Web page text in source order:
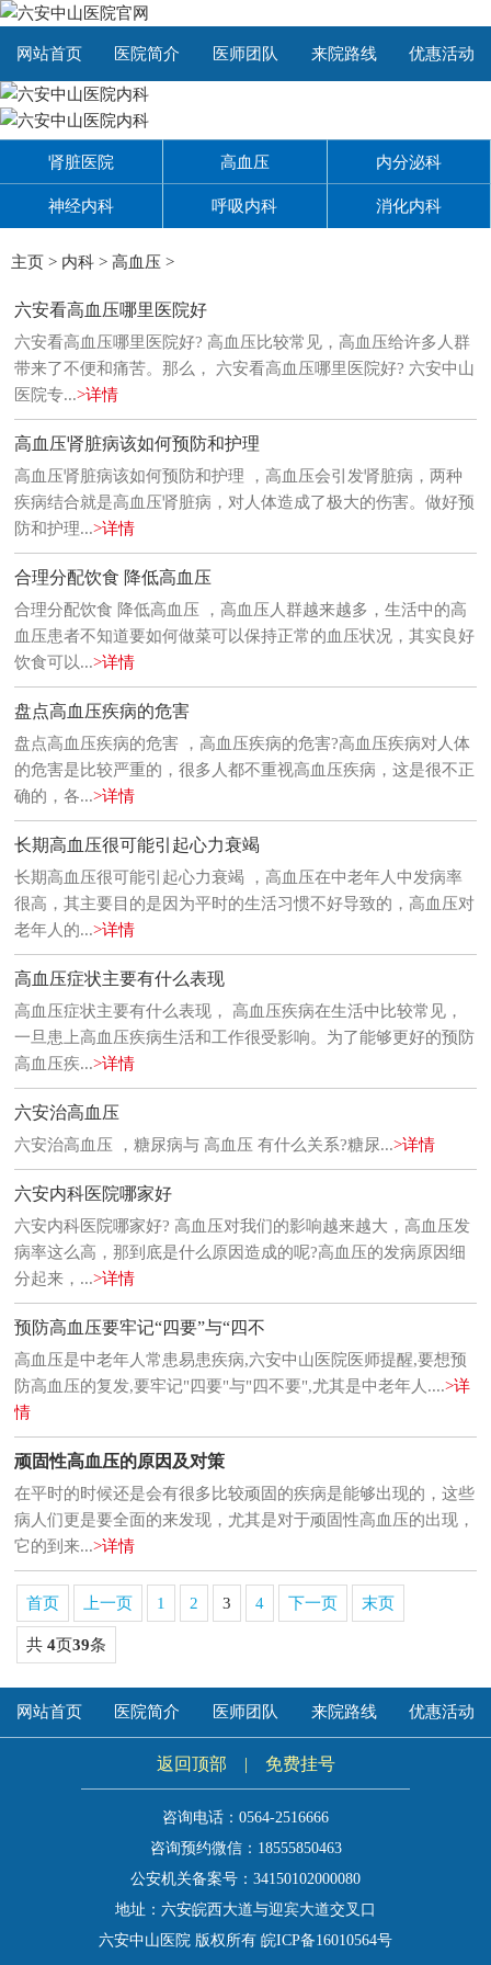
网站首页 医院简介 医师团队 来院路线 优惠活动
肾脏医院 高血压 内分泌科
神经内科 呼吸内科 消化内科
主页 > 内科 > 高血压 >
六安看高血压哪里医院好
六安看高血压哪里医院好? 高血压比较常见，高血压给许多人群
带来了不便和痛苦。那么， 六安看高血压哪里医院好? 六安中山
医院专...>详情
高血压肾脏病该如何预防和护理
高血压肾脏病该如何预防和护理 ，高血压会引发肾脏病，两种
疾病结合就是高血压肾脏病，对人体造成了极大的伤害。做好预
防和护理...>详情
合理分配饮食 降低高血压
合理分配饮食 降低高血压 ，高血压人群越来越多，生活中的高
血压患者不知道要如何做菜可以保持正常的血压状况，其实良好
饮食可以...>详情
盘点高血压疾病的危害
盘点高血压疾病的危害 ，高血压疾病的危害?高血压疾病对人体
的危害是比较严重的，很多人都不重视高血压疾病，这是很不正
确的，各...>详情
长期高血压很可能引起心力衰竭
长期高血压很可能引起心力衰竭 ，高血压在中老年人中发病率
很高，其主要目的是因为平时的生活习惯不好导致的，高血压对
老年人的...>详情
高血压症状主要有什么表现
高血压症状主要有什么表现， 高血压疾病在生活中比较常见，
一旦患上高血压疾病生活和工作很受影响。为了能够更好的预防
高血压疾...>详情
六安治高血压
六安治高血压 ，糖尿病与 高血压 有什么关系?糖尿...>详情
六安内科医院哪家好
六安内科医院哪家好? 高血压对我们的影响越来越大，高血压发
病率这么高，那到底是什么原因造成的呢?高血压的发病原因细
分起来，...>详情
预防高血压要牢记“四要”与“四不
高血压是中老年人常患易患疾病,六安中山医院医师提醒,要想预
防高血压的复发,要牢记"四要"与"四不要",尤其是中老年人....>详
情
顽固性高血压的原因及对策
在平时的时候还是会有很多比较顽固的疾病是能够出现的，这些
病人们更是要全面的来发现，尤其是对于顽固性高血压的出现，
它的到来...>详情
首页 上一页 1 2 3 4 下一页 末页
共4页39条
网站首页 医院简介 医师团队 来院路线 优惠活动
返回顶部 | 免费挂号
咨询电话：0564-2516666
咨询预约微信：18555850463
公安机关备案号：34150102000080
地址：六安皖西大道与迎宾大道交叉口
六安中山医院 版权所有 皖ICP备16010564号